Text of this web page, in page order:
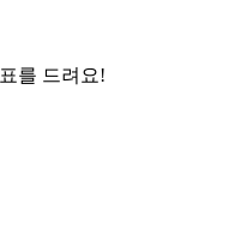
표를 드려요!